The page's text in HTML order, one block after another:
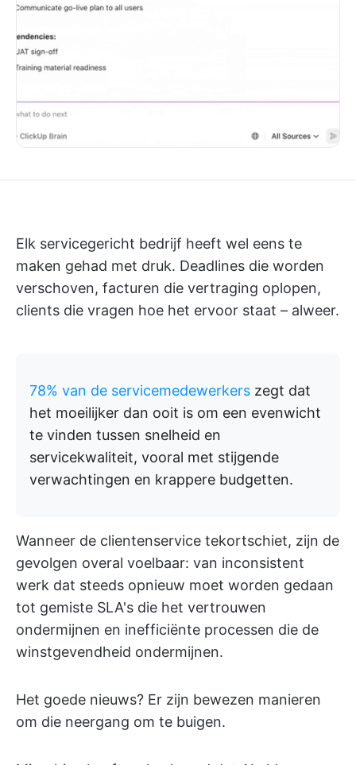
Elk servicegericht bedrijf heeft wel eens te
maken gehad met druk. Deadlines die worden
verschoven, facturen die vertraging oplopen,
clients die vragen hoe het ervoor staat – alweer.
78% van de servicemedewerkers zegt dat
het moeilijker dan ooit is om een evenwicht
te vinden tussen snelheid en
servicekwaliteit, vooral met stijgende
verwachtingen en krappere budgetten.
Wanneer de clientenservice tekortschiet, zijn de
gevolgen overal voelbaar: van inconsistent
werk dat steeds opnieuw moet worden gedaan
tot gemiste SLA's die het vertrouwen
ondermijnen en inefficiënte processen die de
winstgevendheid ondermijnen.
Het goede nieuws? Er zijn bewezen manieren
om die neergang om te buigen.